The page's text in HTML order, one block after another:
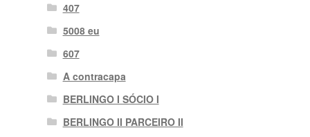
407
5008 eu
607
A contracapa
BERLINGO I SÓCIO I
BERLINGO II PARCEIRO II